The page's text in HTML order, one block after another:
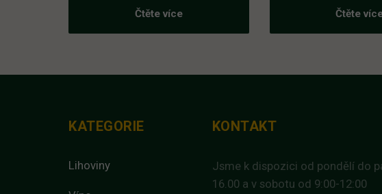
Čtěte více Čtěte
KATEGORIE
Lihoviny
KONTAKT
Jsme k dispozici od pondělí do
16.00 a v sobotu od 9:00-12:00